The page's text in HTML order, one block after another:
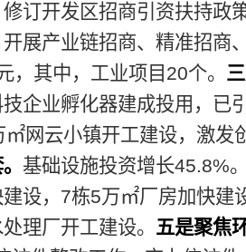
修订开发区招商引资扶持政
展产业链招商、精准招商
，其中，工业项目 20个。
企业孵化器建成投用，已
㎡网云小镇开工建设，激发
基础设施投资增长45.8%
设， 7栋5万㎡厂房加快建
理厂开工建设。 五是聚焦